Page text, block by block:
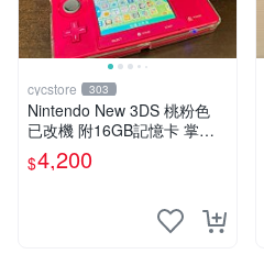
cycstore 303
Nintendo New 3DS 桃粉色
已改機 附16GB記憶卡 掌上
型遊戲主機 收藏熱門
$4,200